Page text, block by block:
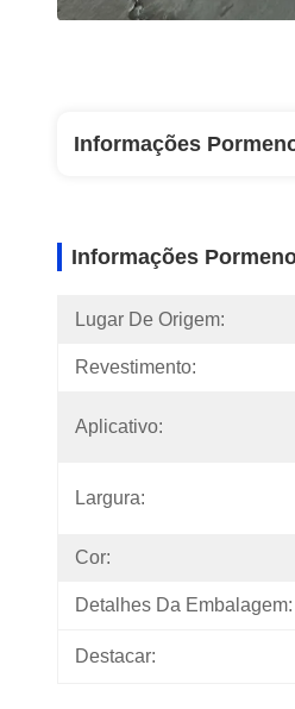
Informações
Informações
Lugar De Origem:
Revestimento:
Aplicativo:
Largura:
Cor:
Detalhes Da Embalagem:
Destacar: